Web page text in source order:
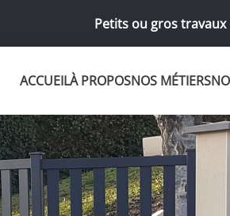
Petits ou gros
ACCUEILÀ PROPOSNOS MÉTIERS